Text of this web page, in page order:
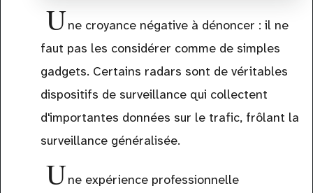
Une croyance négative à dénoncer : il ne
faut pas les considérer comme de simples
gadgets. Certains radars sont de véritables
dispositifs de surveillance qui collectent
d'importantes données sur le trafic, frôlant la
surveillance généralisée.
Une expérience professionnelle